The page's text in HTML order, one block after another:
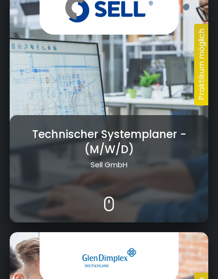
Technischer Systemplaner -
(M/W/D)
Sell GmbH
Am Goldenen Feld 18, 95326 Kulmbach